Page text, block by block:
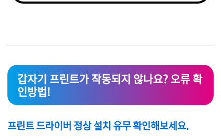
갑자기 프린트가 작동되지 않나요? 오류 확
인방법!
프린트 드라이버 정상 설치 유무 확인해보세요.